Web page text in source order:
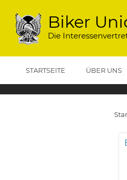
Inhalt
Biker
Die
STARTSEITE ÜBER UNS